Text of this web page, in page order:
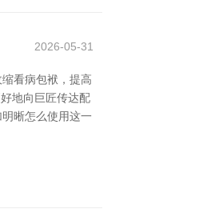
2026-05-31
看病包袱，提高
地向巨匠传达配
晰怎么使用这一